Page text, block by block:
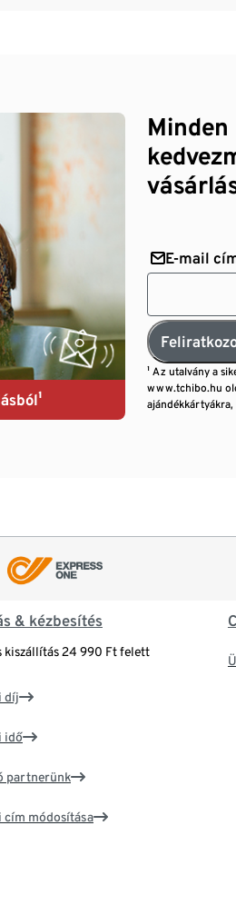
E-mail
¹ Az utalvány a
www.tchibo.hu
ajándékkártyákra,
& kézbesítés
kiszállítás 24 990 Ft felett
díj
idő
partnerünk
cím módosítása